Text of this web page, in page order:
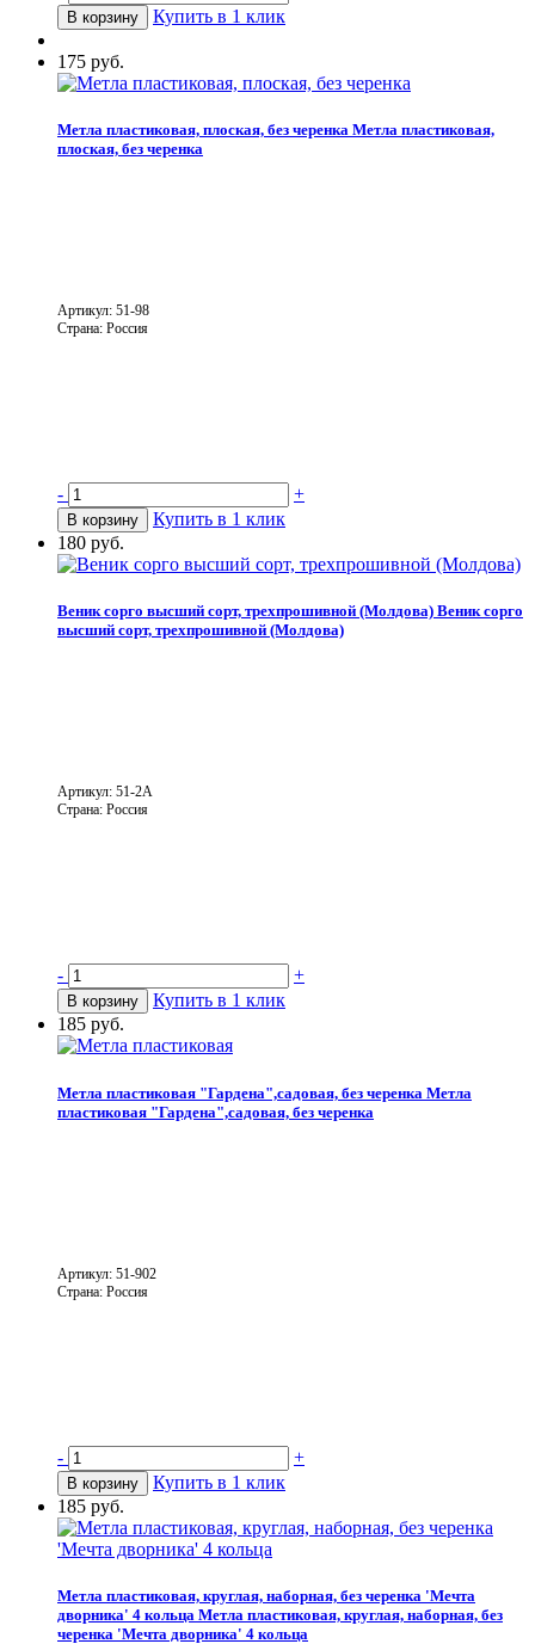
В корзину Купить в 1 клик
175 руб.
Метла пластиковая, плоская, без черенка Метла пластиковая,
плоская, без черенка
Артикул: 51-98
Страна: Россия
- +
В корзину
Купить в 1 клик
180 руб.
Веник сорго высший сорт, трехпрошивной (Молдова) Веник сорго
высший сорт, трехпрошивной (Молдова)
Артикул: 51-2A
Страна: Россия
- +
В корзину
Купить в 1 клик
185 руб.
Метла пластиковая "Гардена",садовая, без черенка Метла
пластиковая "Гардена",садовая, без черенка
Артикул: 51-902
Страна: Россия
- +
В корзину
Купить в 1 клик
185 руб.
Метла пластиковая, круглая, наборная, без черенка 'Мечта
дворника' 4 кольца Метла пластиковая, круглая, наборная, без
черенка 'Мечта дворника' 4 кольца